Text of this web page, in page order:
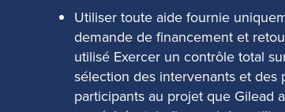
Utiliser toute aide fournie
demande de financement et
utilisé Exercer un contrôle total
sélection des intervenants et des
participants au projet que Gilead